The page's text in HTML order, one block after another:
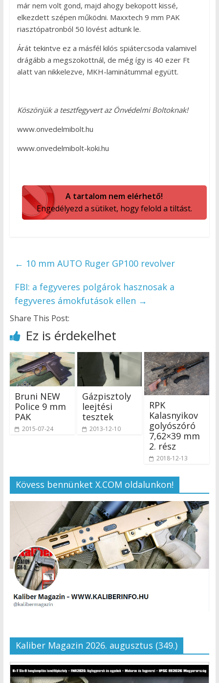
már nem volt gond, majd ahogy bekopott kissé,
elkezdett szépen működni. Maxxtech 9 mm PAK
riasztópatronból 50 lövést adtunk le.
Árát tekintve ez a másfél kilós spiátercsoda valamivel
drágább a megszokottnál, de még így is 40 ezer Ft
alatt van nikkelezve, MKH-laminátummal együtt.
Köszönjük a tesztfegyvert az Önvédelmi Boltoknak!
www.onvedelmibolt.hu
www.onvedelmibolt-koki.hu
A tartalom nem elérhető!
Engedélyezd a sütiket, hogy felold a tiltást.
← 10 mm AUTO Ruger GP100 revolver
FBI: a fegyveres polgárok hasznosak a
fegyveres ámokfutások ellen →
Share This Post:
Ez is érdekelhet
Bruni NEW
Police 9 mm
PAK
2015-07-24
Gázpisztoly
leejtési
tesztek
2013-12-10
RPK
Kalasnyikov
golyószóró
7,62×39 mm
2. rész
2018-12-13
Kövess bennünket X.COM oldalunkon!
Kaliber Magazin 2026. augusztus (349.)